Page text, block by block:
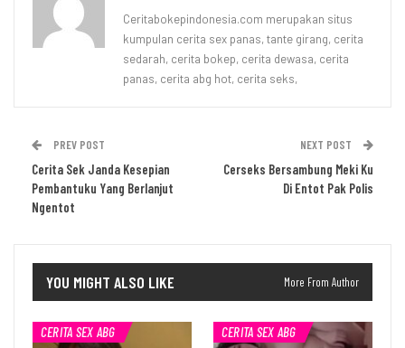
Ceritabokepindonesia.com merupakan situs
kumpulan cerita sex panas, tante girang, cerita
sedarah, cerita bokep, cerita dewasa, cerita
panas, cerita abg hot, cerita seks,
PREV POST
Cerita Sek Janda Kesepian
Pembantuku Yang Berlanjut
Ngentot
NEXT POST
Cerseks Bersambung Meki Ku
Di Entot Pak Polis
YOU MIGHT ALSO LIKE More From Author
CERITA SEX ABG CERITA SEX ABG